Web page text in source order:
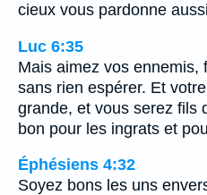
cieux vous pardonne
Luc 6:35
Mais aimez vos ennemis,
sans rien espérer. Et
grande, et vous serez fils
bon pour les ingrats et
Éphésiens 4:32
Soyez bons les uns